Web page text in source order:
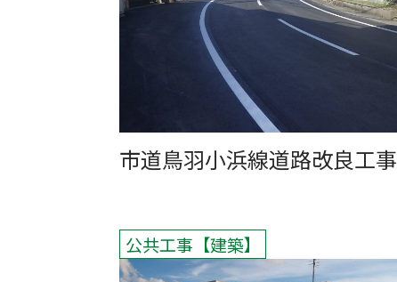
市道鳥羽小浜線道路改良工事
公共工事 建築